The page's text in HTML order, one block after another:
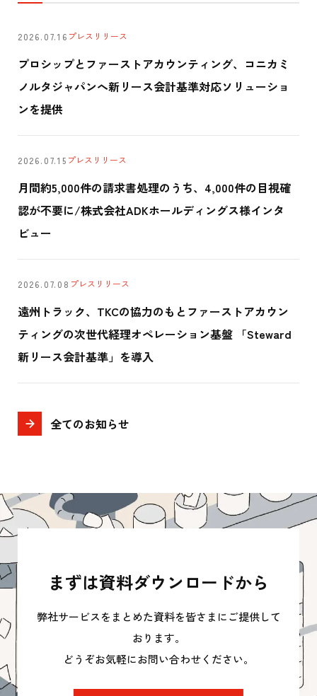
2026.07.16 プレスリリース
プロシップとファーストアカウンティング、コニカミ
ノルタジャパンへ新リース会計基準対応ソリューショ
ンを提供
2026.07.15 プレスリリース
月間約5,000件の請求書処理のうち、4,000件の目視確
認が不要に/株式会社ADKホールディングス様インタ
ビュー
2026.07.08 プレスリリース
遠州トラック、TKCの協力のもとファーストアカウン
ティングの次世代経理オペレーション基盤 「Steward
新リース会計基準」を導入
全てのお知らせ
まずは資料ダウンロードから
弊社サービスをまとめた資料を皆さまにご提供して
おります。
どうぞお気軽にお問い合わせください。